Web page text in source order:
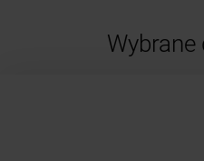
Wybrane